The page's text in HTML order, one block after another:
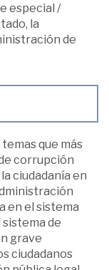
especial /
la
de
que más
corrupción
ciudadanía en
en el sistema
de
grave
ciudadanos